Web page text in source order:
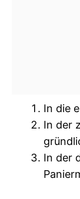
In die
In der
In der